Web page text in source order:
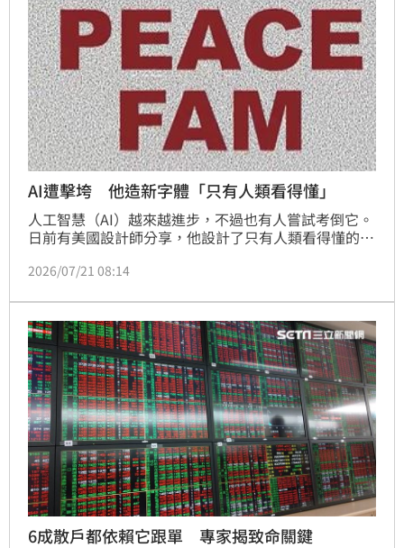
AI遭擊垮 他造新字體「只有人類看得懂」
人工智慧（AI）越來越進步，不過也有人嘗試考倒它。
日前有美國設計師分享，他設計了只有人類看得懂的字
動的點），經過該設計師實測，AI無法讀懂藏在移動點
覺只需看仔細就能讀出；完整的動圖可參考此影片。
2026/07/21 08:14
6成散戶都依賴它跟單 專家揭致命關鍵